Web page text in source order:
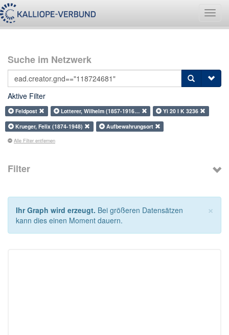
Suche im Netzwerk
Aktive Filter
Feldpost Lotterer, Wilhelm (1857-1916…
Yi 20 I K 3236
Krueger, Felix (1874-1948)
Aufbewahrungsort
Alle Filter entfernen
Filter
×
Ihr Graph wird erzeugt. Bei größeren Datensätzen
kann dies einen Moment dauern.